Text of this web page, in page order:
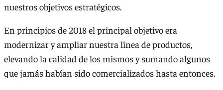
nuestros objetivos estratégicos.
En principios de 2018 el principal objetivo era
modernizar y ampliar nuestra línea de productos,
elevando la calidad de los mismos y sumando algunos
que jamás habían sido comercializados hasta entonces.